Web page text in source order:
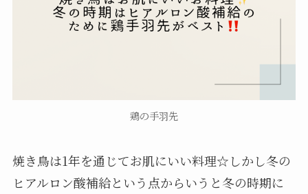
鶏の手羽先
焼き鳥は1年を通じてお肌にいい料理☆しかし冬の
ヒアルロン酸補給という点からいうと冬の時期に